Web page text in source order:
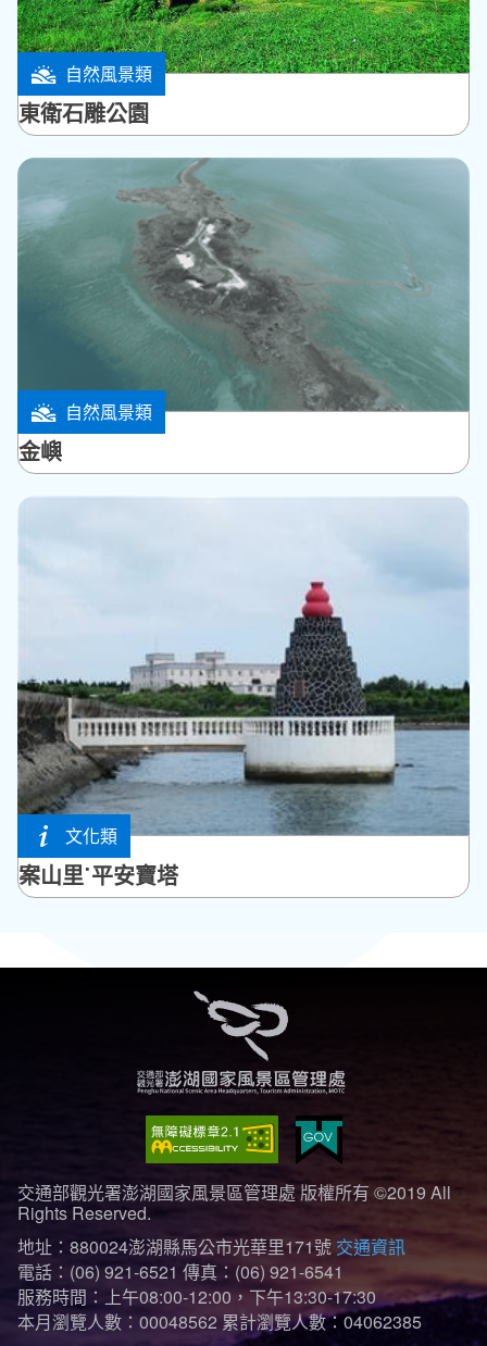
自然風景類
馬公市
東衛石雕公園
自然風景類
白沙鄉
金嶼
文化類
馬公市
案山里˙平安寶塔
交通部觀光署澎湖國家風景區管理處 版權所有 ©2019 All
Rights Reserved.
地址：880024澎湖縣馬公市光華里171號 交通資訊
電話：(06) 921-6521 傳真：(06) 921-6541
服務時間：上午08:00-12:00，下午13:30-17:30
本月瀏覽人數：00048562 累計瀏覽人數：04062385